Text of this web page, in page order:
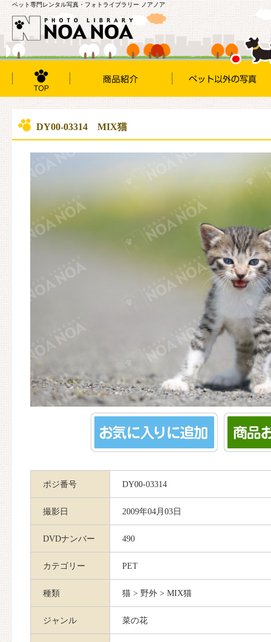
ペット専門レンタル写真・フォトライブラリー ノアノア
DY00-03314 MIX猫
ポジ番号 DY00-03314
撮影日 2009年04月03日
DVDナンバー 490
カテゴリー PET
種類 猫 > 野外 > MIX猫
ジャンル 菜の花